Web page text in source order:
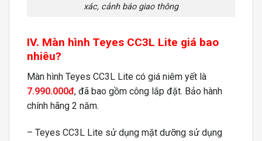
xác, cảnh báo giao thông
IV. Màn hình Teyes CC3L Lite giá bao
nhiêu?
Màn hình Teyes CC3L Lite có giá niêm yết là
7.990.000đ, đã bao gồm công lắp đặt. Bảo hành
chính hãng 2 năm.
– Teyes CC3L Lite sử dụng mặt dưỡng sử dụng